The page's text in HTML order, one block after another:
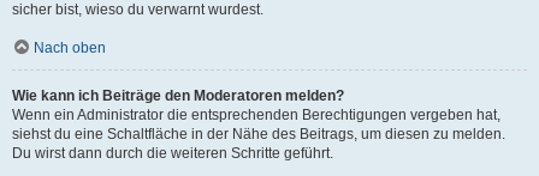
sicher bist, wieso du verwarnt wurdest.
Nach oben
Wie kann ich Beiträge den Moderatoren melden?
Wenn ein Administrator die entsprechenden Berechtigungen vergeben hat,
siehst du eine Schaltfläche in der Nähe des Beitrags, um diesen zu melden.
Du wirst dann durch die weiteren Schritte geführt.